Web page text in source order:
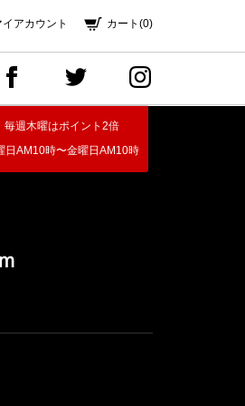
イアカウント カート(0)
毎週木曜はポイント2倍
日AM10時〜金曜日AM10時